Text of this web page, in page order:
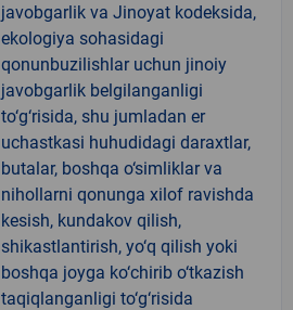
javobgarlik va Jinoyat kodeksida,
ekologiya sohasidagi
qonunbuzilishlar uchun jinoiy
javobgarlik belgilanganligi
to‘g‘risida, shu jumladan er
uchastkasi huhudidagi daraxtlar,
butalar, boshqa o‘simliklar va
nihollarni qonunga xilof ravishda
kesish, kundakov qilish,
shikastlantirish, yo‘q qilish yoki
boshqa joyga ko‘chirib o‘tkazish
taqiqlanganligi to‘g‘risida